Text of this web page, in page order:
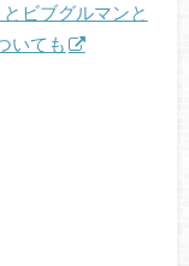
ビブグルマンと
いても